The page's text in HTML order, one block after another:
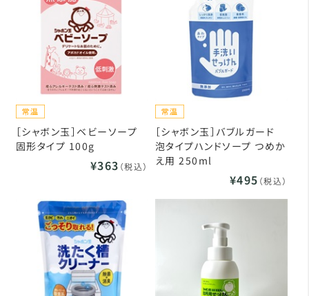
［シャボン玉］ベビーソープ
固形タイプ 100g
¥363 （税込）
［シャボン玉］バブルガード
泡タイプハンドソープ つめか
え用 250ml
¥495 （税込）